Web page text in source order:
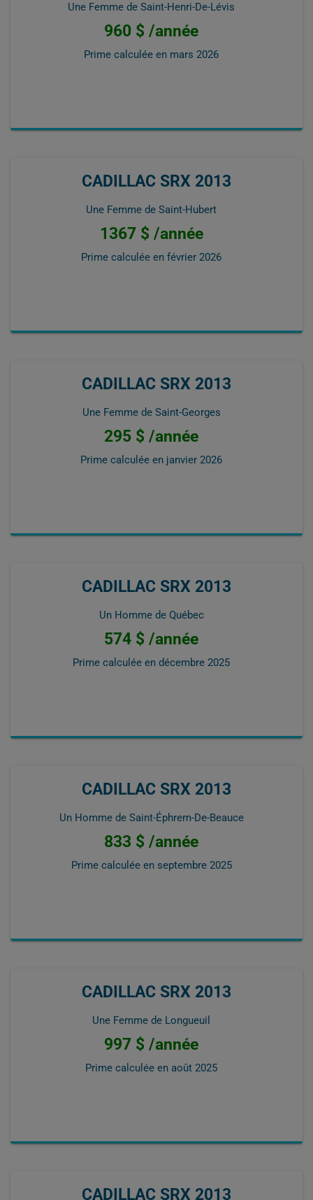
Une Femme de Saint-Henri-De-Lévis
960 $ /année
Prime calculée en mars 2026
CADILLAC SRX 2013
Une Femme de Saint-Hubert
1367 $ /année
Prime calculée en février 2026
CADILLAC SRX 2013
Une Femme de Saint-Georges
295 $ /année
Prime calculée en janvier 2026
CADILLAC SRX 2013
Un Homme de Québec
574 $ /année
Prime calculée en décembre 2025
CADILLAC SRX 2013
Un Homme de Saint-Éphrem-De-Beauce
833 $ /année
Prime calculée en septembre 2025
CADILLAC SRX 2013
Une Femme de Longueuil
997 $ /année
Prime calculée en août 2025
CADILLAC SRX 2013